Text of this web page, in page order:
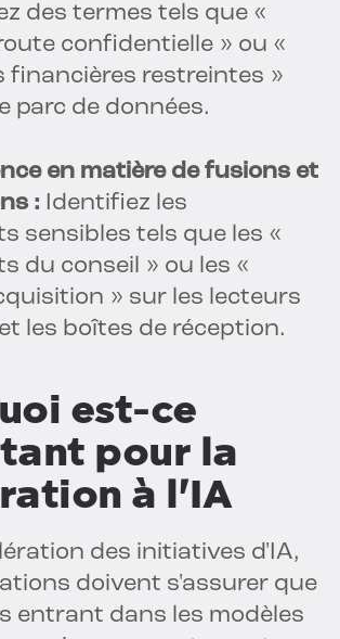
des termes tels que «
confidentielle » ou «
financières restreintes »
parc de données.
en matière de fusions et
: Identifiez les
sensibles tels que les «
du conseil » ou les «
» sur les lecteurs
les boîtes de réception.
est-ce
pour la
à l'IA
des initiatives d'IA,
doivent s'assurer que
entrant dans les modèles